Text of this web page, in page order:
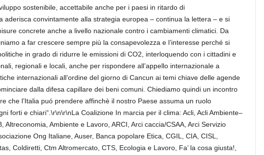
sostenibile, accettabile anche per i paesi in ritardo di
aderisca convintamente alla strategia europea – continua la lettera – e si
concrete anche a livello nazionale contro i cambiamenti climatici. Da
a far crescere sempre più la consapevolezza e l’interesse perché si
in grado di ridurre le emissioni di CO2, interloquendo con i cittadini e
regionali e locali, anche per rispondere all’appello internazionale a
internazionali all’ordine del giorno di Cancun ai temi chiave delle agende
dalla difesa capillare dei beni comuni. Chiediamo quindi un incontro
che l’Italia puó prendere affinchè il nostro Paese assuma un ruolo
forti e chiari“.\r\n\r\nLa Coalizione In marcia per il clima: Acli, Acli Ambiente–
Altreconomia, Ambiente e Lavoro, ARCI, Arci caccia/CSAA, Arci Servizio
Ong Italiane, Auser, Banca popolare Etica, CGIL, CIA, CISL,
Coldiretti, Ctm Altromercato, CTS, Ecologia e Lavoro, Fa’ la cosa giusta!,